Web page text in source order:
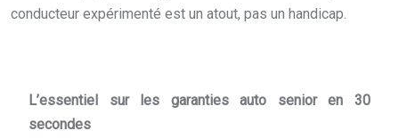
conducteur expérimenté est un atout, pas un handicap.
L’essentiel sur les garanties auto senior en 30
secondes